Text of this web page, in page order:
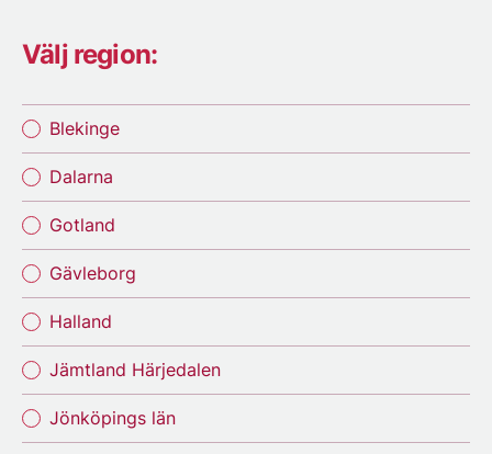
Välj region:
Blekinge
Dalarna
Gotland
Gävleborg
Halland
Jämtland Härjedalen
Jönköpings län